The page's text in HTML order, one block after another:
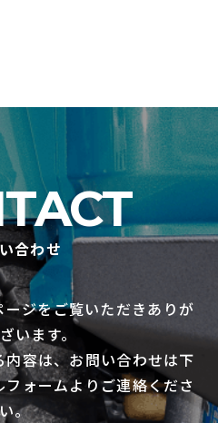
合わせ
ジをご覧いただきありが
います。
容は、お問い合わせは下
ォームよりご連絡くださ
。